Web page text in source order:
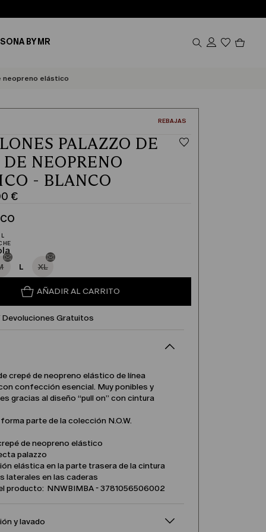
BY MR
neopreno elástico
CATEGORÍA:
REBAJAS
PALAZZO DE
DE NEOPRENO
- BLANCO
€
L XL
AÑADIR AL CARRITO
Devoluciones Gratuitos
crepé de neopreno elástico de línea
confección esencial. Muy ponibles y
gracias al diseño “pull on” con cintura
parte de la colección N.O.W.
de neopreno elástico
palazzo
elástica en la parte trasera de la cintura
laterales en las caderas
producto: NNWBIMBA - 3781056506002
y lavado